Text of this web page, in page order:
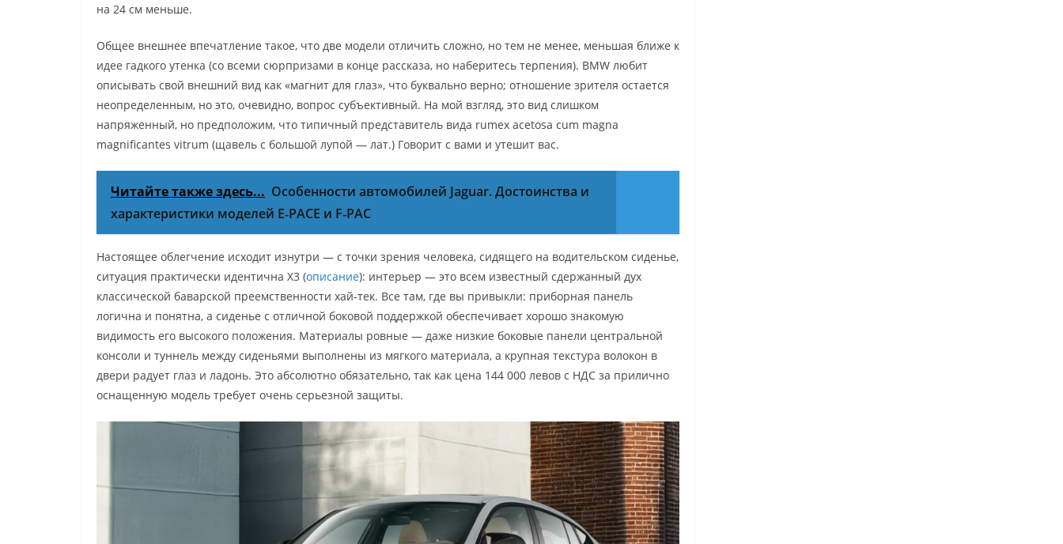
на 24 см меньше.
Общее внешнее впечатление такое, что две модели отличить сложно, но тем не менее, меньшая ближе к
идее гадкого утенка (со всеми сюрпризами в конце рассказа, но наберитесь терпения). BMW любит
описывать свой внешний вид как «магнит для глаз», что буквально верно; отношение зрителя остается
неопределенным, но это, очевидно, вопрос субъективный. На мой взгляд, это вид слишком
напряженный, но предположим, что типичный представитель вида rumex acetosa cum magna
magnificantes vitrum (щавель с большой лупой — лат.) Говорит с вами и утешит вас.
Читайте также здесь... Особенности автомобилей Jaguar. Достоинства и
характеристики моделей E‑PACE и F‑PAC
Настоящее облегчение исходит изнутри — с точки зрения человека, сидящего на водительском сиденье,
ситуация практически идентична X3 (описание): интерьер — это всем известный сдержанный дух
классической баварской преемственности хай-тек. Все там, где вы привыкли: приборная панель
логична и понятна, а сиденье с отличной боковой поддержкой обеспечивает хорошо знакомую
видимость его высокого положения. Материалы ровные — даже низкие боковые панели центральной
консоли и туннель между сиденьями выполнены из мягкого материала, а крупная текстура волокон в
двери радует глаз и ладонь. Это абсолютно обязательно, так как цена 144 000 левов с НДС за прилично
оснащенную модель требует очень серьезной защиты.